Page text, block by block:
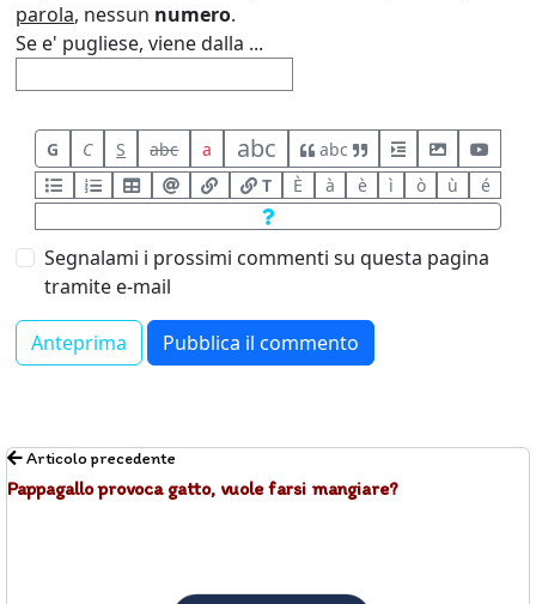
parola, nessun numero.
Se e' pugliese, viene dalla ...
G C S abc a abc
abc
T
È à è ì ò ù é
Segnalami i prossimi commenti su questa pagina
tramite e-mail
Articolo precedente
Pappagallo provoca gatto, vuole farsi mangiare?